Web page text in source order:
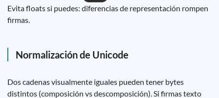
Evita floats si puedes: diferencias de representación rompen
firmas.
Normalización de Unicode
Dos cadenas visualmente iguales pueden tener bytes
distintos (composición vs descomposición). Si firmas texto